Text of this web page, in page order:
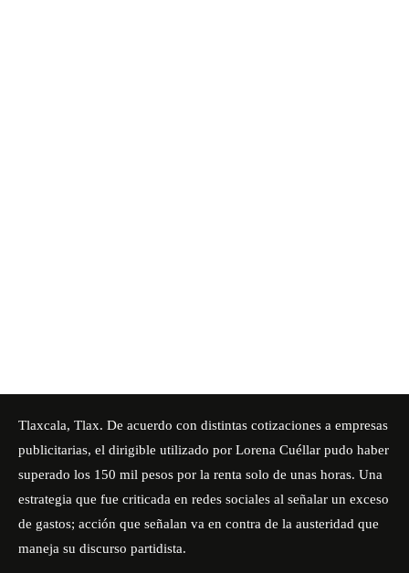
Tlaxcala, Tlax. De acuerdo con distintas cotizaciones a empresas
publicitarias, el dirigible utilizado por Lorena Cuéllar pudo haber
superado los 150 mil pesos por la renta solo de unas horas. Una
estrategia que fue criticada en redes sociales al señalar un exceso
de gastos; acción que señalan va en contra de la austeridad que
maneja su discurso partidista.